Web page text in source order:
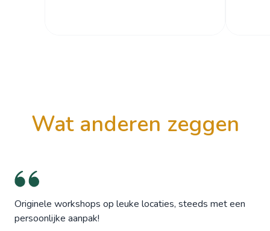
wat anderen zeggen
Originele workshops op leuke locaties, steeds met een
persoonlijke aanpak!